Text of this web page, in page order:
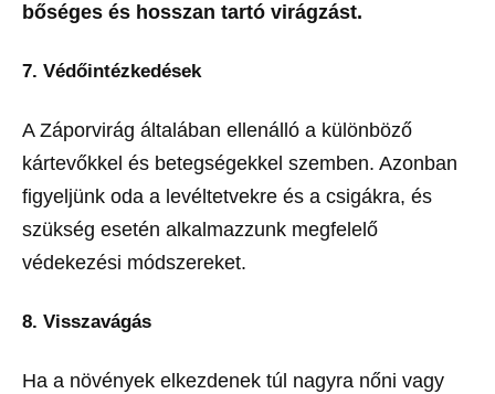
bőséges és hosszan tartó virágzást.
7. Védőintézkedések
A Záporvirág általában ellenálló a különböző
kártevőkkel és betegségekkel szemben. Azonban
figyeljünk oda a levéltetvekre és a csigákra, és
szükség esetén alkalmazzunk megfelelő
védekezési módszereket.
8. Visszavágás
Ha a növények elkezdenek túl nagyra nőni vagy